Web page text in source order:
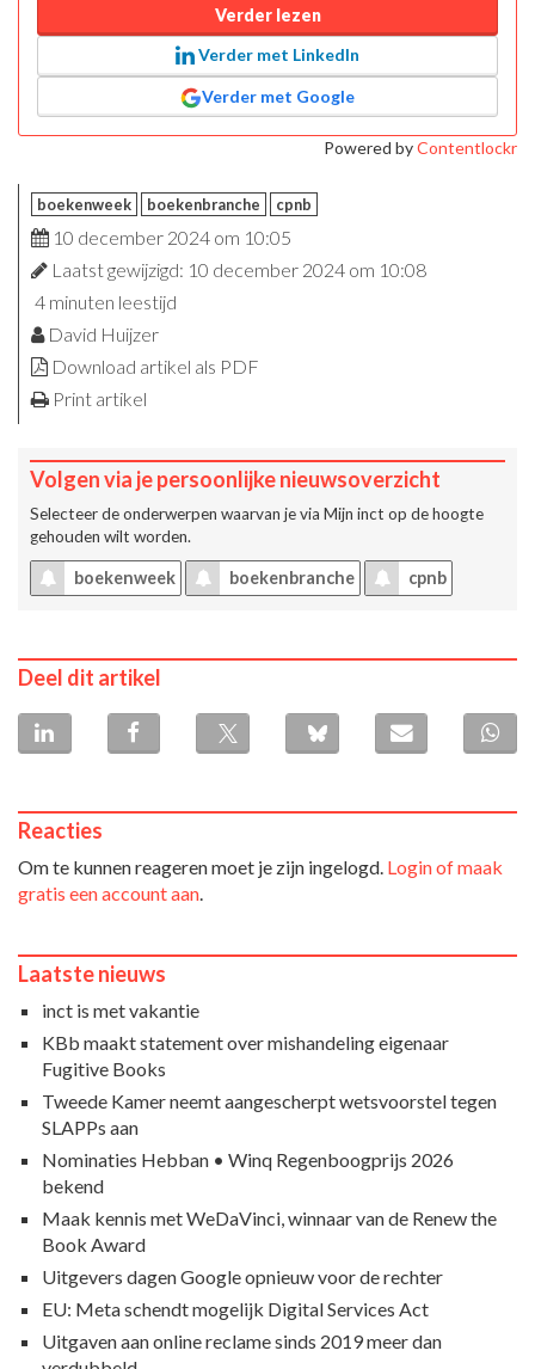
Verder lezen
Verder met LinkedIn
Verder met Google
Powered byContentlockr
boekenweek boekenbranche cpnb
10 december 2024 om 10:05
Laatst gewijzigd: 10 december 2024 om 10:08
4 minuten leestijd
David Huijzer
Download artikel als PDF
Print artikel
Volgen via je persoonlijke nieuwsoverzicht
Selecteer de onderwerpen waarvan je via Mijn inct op de hoogte
gehouden wilt worden.
boekenweek boekenbranche cpnb
Deel dit artikel
Reacties
Om te kunnen reageren moet je zijn ingelogd. Login of maak
gratis een account aan.
Laatste nieuws
inct is met vakantie
KBb maakt statement over mishandeling eigenaar
Fugitive Books
Tweede Kamer neemt aangescherpt wetsvoorstel tegen
SLAPPs aan
Nominaties Hebban • Winq Regenboogprijs 2026
bekend
Maak kennis met WeDaVinci, winnaar van de Renew the
Book Award
Uitgevers dagen Google opnieuw voor de rechter
EU: Meta schendt mogelijk Digital Services Act
Uitgaven aan online reclame sinds 2019 meer dan